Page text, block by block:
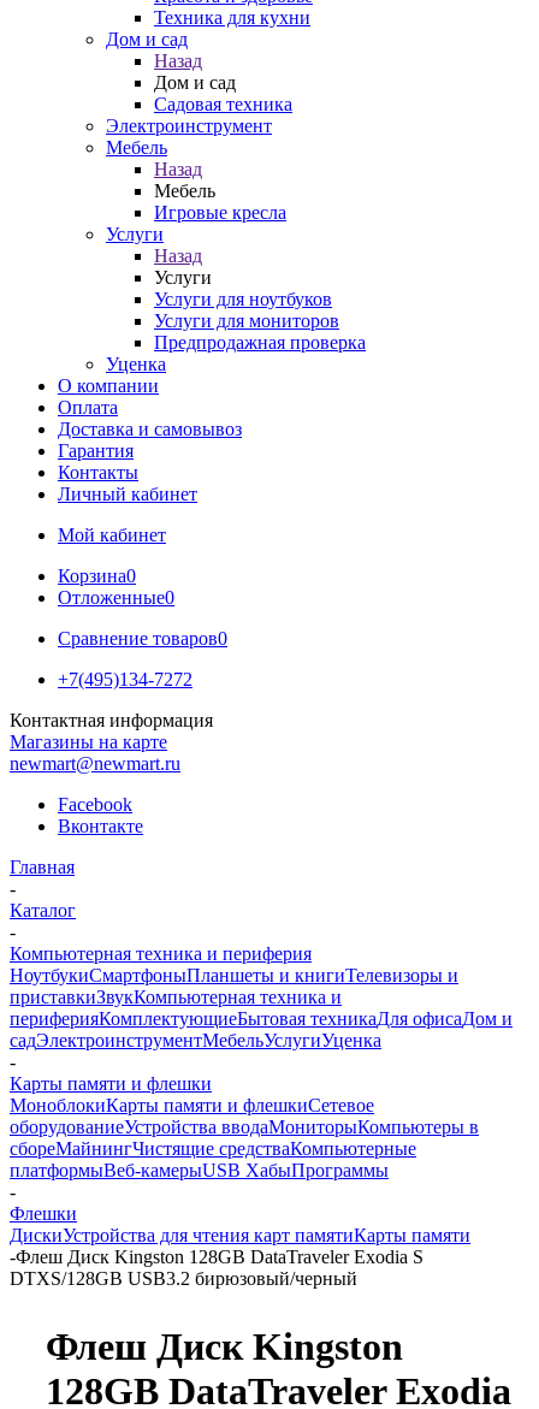
Техника для кухни
Дом и сад
Назад
Дом и сад
Садовая техника
Электроинструмент
Мебель
Назад
Мебель
Игровые кресла
Услуги
Назад
Услуги
Услуги для ноутбуков
Услуги для мониторов
Предпродажная проверка
Уценка
О компании
Оплата
Доставка и самовывоз
Гарантия
Контакты
Личный кабинет
Мой кабинет
Корзина0
Отложенные0
Сравнение товаров0
+7(495)134-7272
Контактная информация
Магазины на карте
newmart@newmart.ru
Facebook
Вконтакте
Главная
-
Каталог
-
Компьютерная техника и периферия
НоутбукиСмартфоныПланшеты и книгиТелевизоры и
приставкиЗвукКомпьютерная техника и
периферияКомплектующиеБытовая техникаДля офисаДом и
садЭлектроинструментМебельУслугиУценка
-
Карты памяти и флешки
МоноблокиКарты памяти и флешкиСетевое
оборудованиеУстройства вводаМониторыКомпьютеры в
сбореМайнингЧистящие средстваКомпьютерные
платформыВеб-камерыUSB ХабыПрограммы
-
Флешки
ДискиУстройства для чтения карт памятиКарты памяти
-Флеш Диск Kingston 128GB DataTraveler Exodia S
DTXS/128GB USB3.2 бирюзовый/черный
Флеш Диск Kingston
128GB DataTraveler Exodia